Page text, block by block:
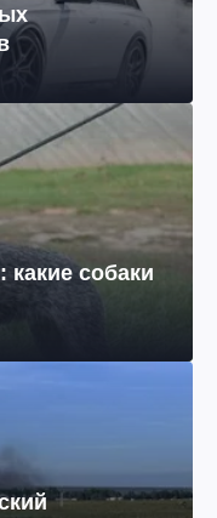
собаки